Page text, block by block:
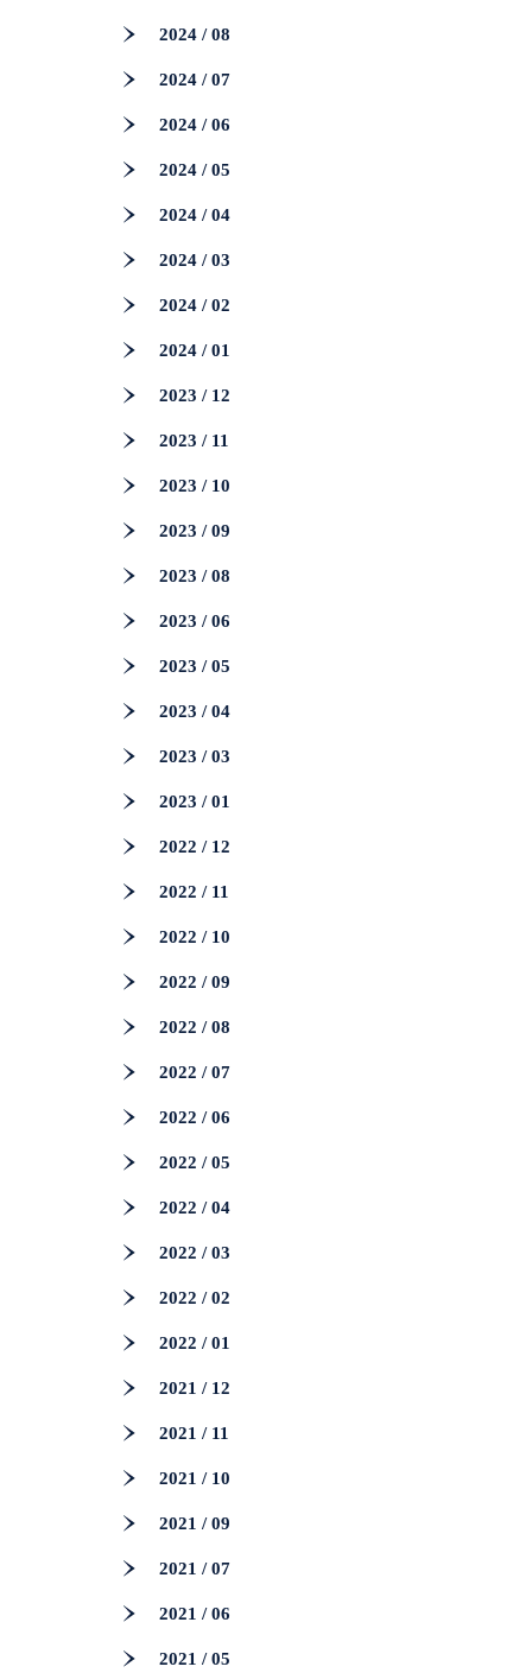
2024 / 08
2024 / 07
2024 / 06
2024 / 05
2024 / 04
2024 / 03
2024 / 02
2024 / 01
2023 / 12
2023 / 11
2023 / 10
2023 / 09
2023 / 08
2023 / 06
2023 / 05
2023 / 04
2023 / 03
2023 / 01
2022 / 12
2022 / 11
2022 / 10
2022 / 09
2022 / 08
2022 / 07
2022 / 06
2022 / 05
2022 / 04
2022 / 03
2022 / 02
2022 / 01
2021 / 12
2021 / 11
2021 / 10
2021 / 09
2021 / 07
2021 / 06
2021 / 05